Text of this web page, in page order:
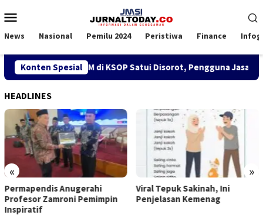
ke
Mobile
News Nasional Pemilu 2024 Peristiwa Finance
Konten Spesial
SPK TKBM di KSOP Satui Disorot, Pengguna Jasa Nilai
HEADLINES
« »
Permapendis Anugerahi
Profesor Zamroni Pemimpin
Inspiratif
Viral Tepuk Sakinah, Ini
Penjelasan Kemenag